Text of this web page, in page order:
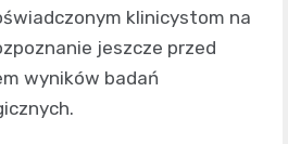
klinicystom na
jeszcze przed
wyników badań